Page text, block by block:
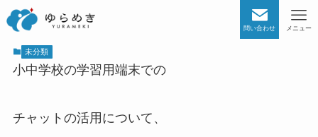
問い合わせ メニュー
未分類
小中学校の学習用端末での
チャットの活用について、